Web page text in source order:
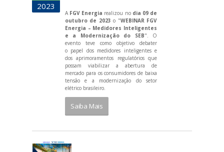
2023
A FGV Energia realizou no dia 09 de
outubro de 2023 o "WEBINAR FGV
Energia – Medidores Inteligentes
e a Modernização do SEB". O
evento teve como objetivo debater
o papel dos medidores inteligentes e
dos aprimoramentos regulatórios que
possam viabilizar a abertura de
mercado para os consumidores de baixa
tensão e a modernização do setor
elétrico brasileiro.
Saiba Mais